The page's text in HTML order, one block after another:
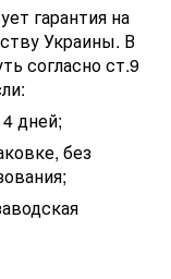
гарантия на
Украины. В
согласно ст.9
дней;
без